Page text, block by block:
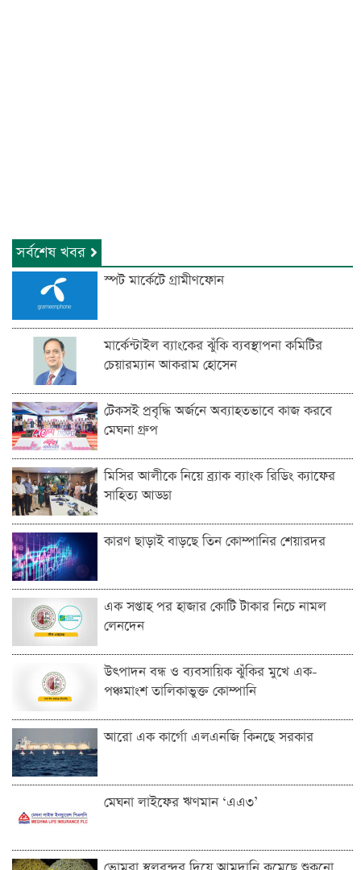
সর্বশেষ খবর
স্পট মার্কেটে গ্রামীণফোন
মার্কেন্টাইল ব্যাংকের ঝুঁকি ব্যবস্থাপনা কমিটির
চেয়ারম্যান আকরাম হোসেন
টেকসই প্রবৃদ্ধি অর্জনে অব্যাহতভাবে কাজ করবে
মেঘনা গ্রুপ
মিসির আলীকে নিয়ে ব্র্যাক ব্যাংক রিডিং ক্যাফের
সাহিত্য আড্ডা
কারণ ছাড়াই বাড়ছে তিন কোম্পানির শেয়ারদর
এক সপ্তাহ পর হাজার কোটি টাকার নিচে নামল
লেনদেন
উৎপাদন বন্ধ ও ব্যবসায়িক ঝুঁকির মুখে এক-
পঞ্চমাংশ তালিকাভুক্ত কোম্পানি
আরো এক কার্গো এলএনজি কিনছে সরকার
মেঘনা লাইফের ঋণমান ‘‌এএ৩’